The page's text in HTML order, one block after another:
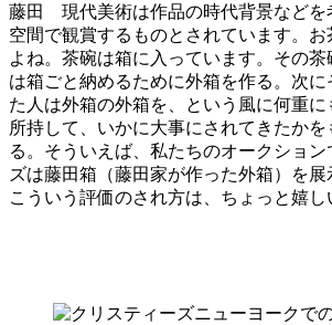
藤田 現代美術は作品の時代背景などを
空間で観賞するものとされています。
よね。茶碗は箱に入っています。その
は箱ごと納めるために外箱を作る。次
た人は外箱の外箱を、という風に何重
所持して、いかに大事にされてきたかを
る。そういえば、私たちのオークショ
ズは藤田箱（藤田家が作った外箱）を展
こういう評価のされ方は、ちょっと嬉し